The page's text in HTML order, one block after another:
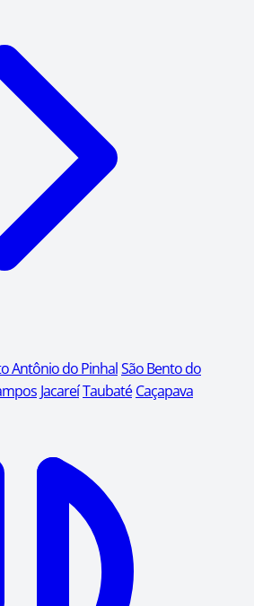
Antônio do PinhalSão Bento do
JacareíTaubaté Caçapava